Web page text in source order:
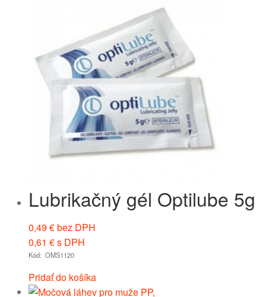
Lubrikačný gél Optilube 5g
0,49€bez DPH
0,61 €s DPH
Kód: OMS1120
Pridať do košíka